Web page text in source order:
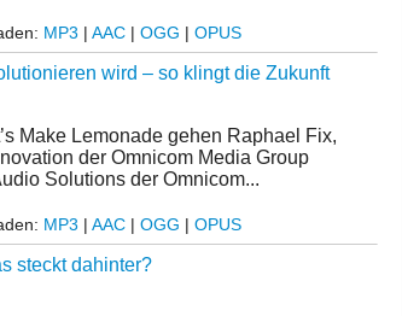
MP3 | AAC | OGG | OPUS
wird – so klingt die Zukunft
Make Lemonade gehen Raphael Fix,
der Omnicom Media Group
Solutions der Omnicom...
MP3 | AAC | OGG | OPUS
steckt dahinter?